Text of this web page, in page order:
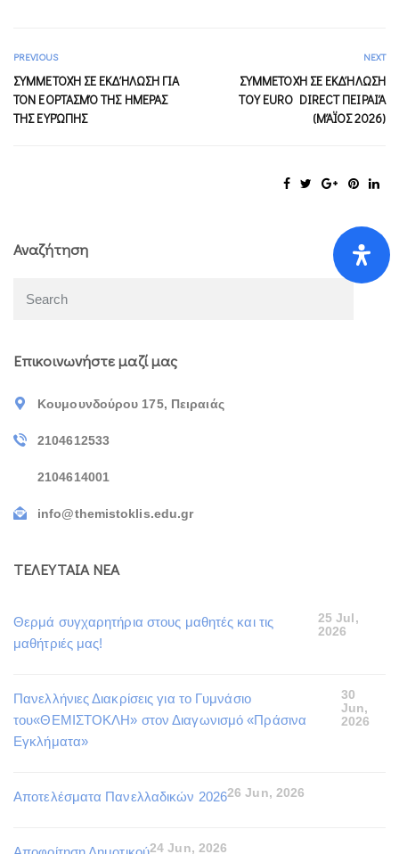
PREVIOUS
ΣΥΜΜΕΤΟΧΉ ΣΕ ΕΚΔΉΛΩΣΗ ΓΙΑ
ΤΟΝ ΕΟΡΤΑΣΜΌ ΤΗΣ ΗΜΈΡΑΣ
ΤΗΣ ΕΥΡΏΠΗΣ
NEXT
ΣΥΜΜΕΤΟΧΉ ΣΕ ΕΚΔΉΛΩΣΗ
ΤOΥ EURO DIRECT ΠΕΙΡΑΙΆ
(ΜΆΪΟΣ 2026)
Αναζήτηση
Επικοινωνήστε μαζί μας
Κουμουνδούρου 175, Πειραιάς
2104612533
2104614001
info@themistoklis.edu.gr
ΤΕΛΕΥΤΑΙΑ ΝΕΑ
Θερμά συγχαρητήρια στους μαθητές και τις
μαθήτριές μας!
25 Jul,
2026
Πανελλήνιες Διακρίσεις για το Γυμνάσιο
του«ΘΕΜΙΣΤΟΚΛΗ» στον Διαγωνισμό «Πράσινα
Εγκλήματα»
30
Jun,
2026
Αποτελέσματα Πανελλαδικών 202626 Jun, 2026
24 Jun, 2026